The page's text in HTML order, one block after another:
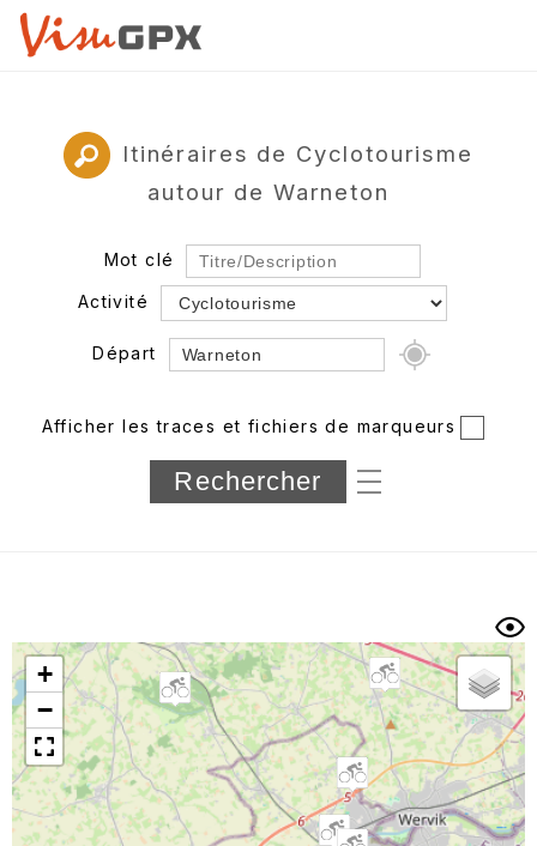
Itinéraires de Cyclotourisme
autour de Warneton
Mot clé
Activité
Départ
Département
Longueur min/max
Trier par
Horodatage Photos
Afficher les traces et fichiers de marqueurs
+
−